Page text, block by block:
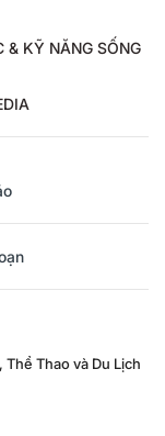
& KỸ NĂNG SỐNG
Thể Thao và Du Lịch